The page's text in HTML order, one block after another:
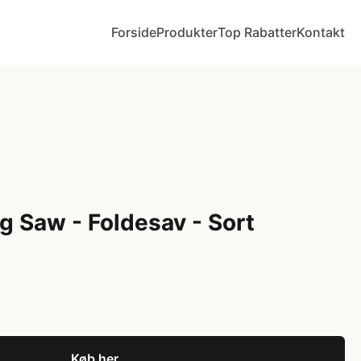
ForsideProdukterTop RabatterKontakt
Saw - Foldesav - Sort